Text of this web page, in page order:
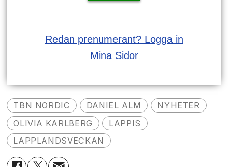
Redan prenumerant? Logga in
Mina Sidor
TBN NORDIC DANIEL ALM
NYHETER
OLIVIA KARLBERG
LAPPIS
LAPPLANDSVECKAN